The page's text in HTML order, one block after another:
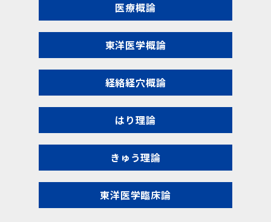
医療概論
東洋医学概論
経絡経穴概論
はり理論
きゅう理論
東洋医学臨床論